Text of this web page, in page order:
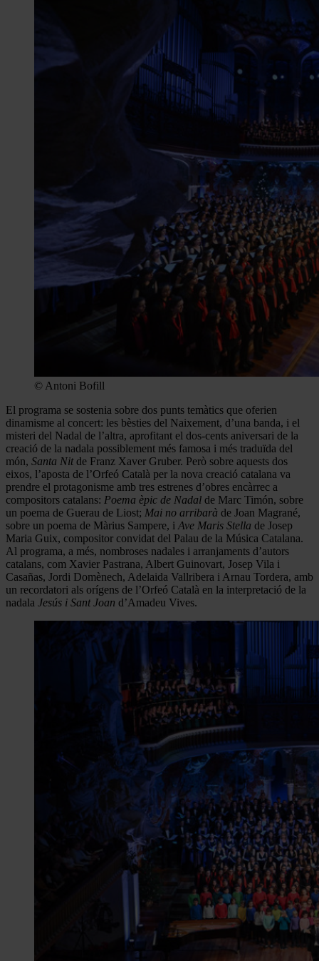
© Antoni Bofill
El programa se sostenia sobre dos punts temàtics que oferien
dinamisme al concert: les bèsties del Naixement, d’una banda, i el
misteri del Nadal de l’altra, aprofitant el dos-cents aniversari de la
creació de la nadala possiblement més famosa i més traduïda del
món, Santa Nitde Franz Xaver Gruber. Però sobre aquests dos
eixos, l’aposta de l’Orfeó Català per la nova creació catalana va
prendre el protagonisme amb tres estrenes d’obres encàrrec a
compositors catalans: Poema èpic de Nadal de Marc Timón, sobre
un poema de Guerau de Liost; Mai no arribarà de Joan Magrané,
sobre un poema de Màrius Sampere, i Ave Maris Stella de Josep
Maria Guix, compositor convidat del Palau de la Música Catalana.
Al programa, a més, nombroses nadales i arranjaments d’autors
catalans, com Xavier Pastrana, Albert Guinovart, Josep Vila i
Casañas, Jordi Domènech, Adelaida Vallribera i Arnau Tordera, amb
un recordatori als orígens de l’Orfeó Català en la interpretació de la
nadala Jesús i Sant Joan d’Amadeu Vives.